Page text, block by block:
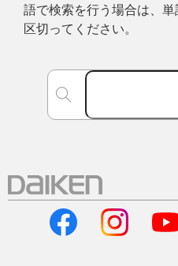
語で検索を行う場合は、
区切ってください。